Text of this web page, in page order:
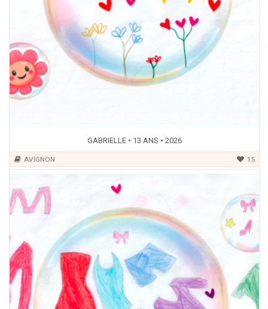
GABRIELLE • 13 ANS • 2026
AVIGNON 15